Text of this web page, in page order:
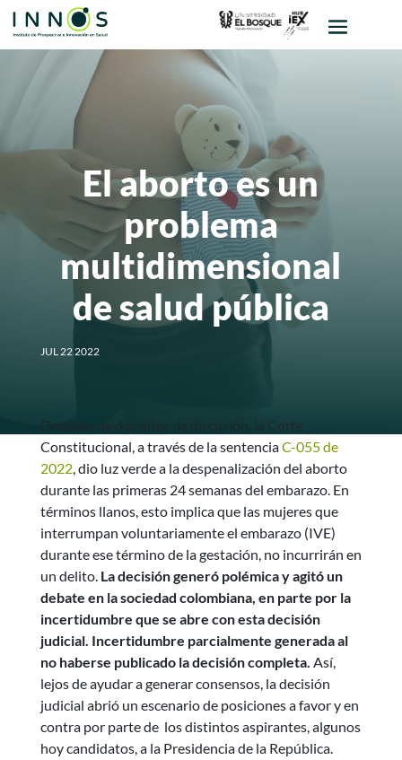
El aborto es un
problema
multidimensional
de salud pública
JUL 22 2022
Después de dos años de discusión, la Corte
Constitucional, a través de la sentenciaC-055 de
2022, dio luz verde a la despenalización del aborto
durante las primeras 24 semanas del embarazo. En
términos llanos, esto implica que las mujeres que
interrumpan voluntariamente el embarazo (IVE)
durante ese término de la gestación, no incurrirán en
un delito. La decisión generó polémica y agitó un
debate en la sociedad colombiana, en parte por la
incertidumbre que se abre con esta decisión
judicial. Incertidumbre parcialmente generada al
no haberse publicado la decisión completa. Así,
lejos de ayudar a generar consensos, la decisión
judicial abrió un escenario de posiciones a favor y en
contra por parte de los distintos aspirantes, algunos
hoy candidatos, a la Presidencia de la República.